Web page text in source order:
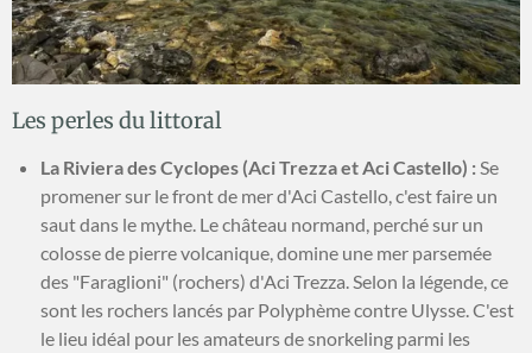
Les perles du littoral
La Riviera des Cyclopes (Aci Trezza et Aci Castello) :Se
promener sur le front de mer d'Aci Castello, c'est faire un
saut dans le mythe. Le château normand, perché sur un
colosse de pierre volcanique, domine une mer parsemée
des "Faraglioni" (rochers) d'Aci Trezza. Selon la légende, ce
sont les rochers lancés par Polyphème contre Ulysse. C'est
le lieu idéal pour les amateurs de snorkeling parmi les